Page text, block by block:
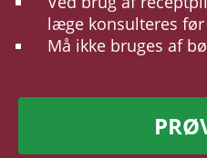
læge konsulteres
Må ikke bruges af